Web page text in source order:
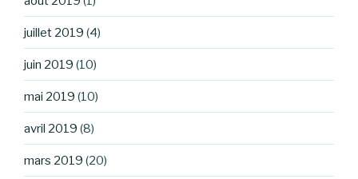
juillet 2019 (4)
juin 2019 (10)
mai 2019 (10)
avril 2019 (8)
mars 2019 (20)